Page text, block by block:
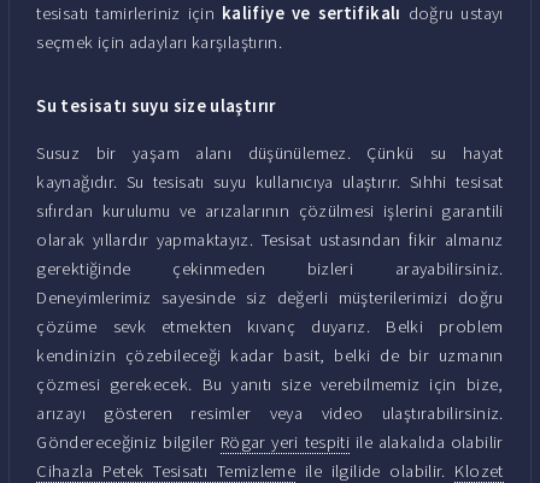
tesisatı tamirleriniz için kalifiye ve sertifikalı doğru ustayı
seçmek için adayları karşılaştırın.
Su tesisatı suyu size ulaştırır
Susuz bir yaşam alanı düşünülemez. Çünkü su hayat
kaynağıdır. Su tesisatı suyu kullanıcıya ulaştırır. Sıhhi tesisat
sıfırdan kurulumu ve arızalarının çözülmesi işlerini garantili
olarak yıllardır yapmaktayız. Tesisat ustasından fikir almanız
gerektiğinde çekinmeden bizleri arayabilirsiniz.
Deneyimlerimiz sayesinde siz değerli müşterilerimizi doğru
çözüme sevk etmekten kıvanç duyarız. Belki problem
kendinizin çözebileceği kadar basit, belki de bir uzmanın
çözmesi gerekecek. Bu yanıtı size verebilmemiz için bize,
arızayı gösteren resimler veya video ulaştırabilirsiniz.
Göndereceğiniz bilgiler Rögar yeri tespiti ile alakalıda olabilir
Cihazla Petek Tesisatı Temizleme ile ilgilide olabilir. Klozet